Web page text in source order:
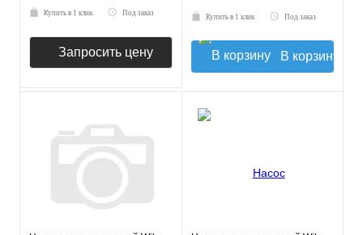
Купить в 1 клик Под заказ
Запросить цену
Купить в 1 клик Под заказ
В корзину